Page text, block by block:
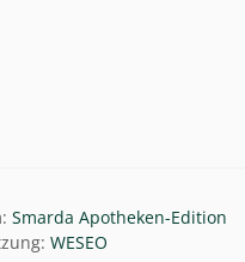
Smarda Apotheken-Edition
WESEO